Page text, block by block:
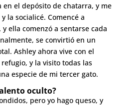
en el depósito de chatarra, y me
la socialicé. Comencé a
ella comenzó a sentarse cada
se convirtió en un
Ashley ahora vive con el
y la visito todas las
especie de mi tercer gato.
oculto?
pero yo hago queso, y